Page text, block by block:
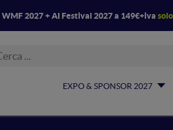
WMF 2027 + AI Festival 2027 a 149€+iva
EXPO & SPONSOR 2027